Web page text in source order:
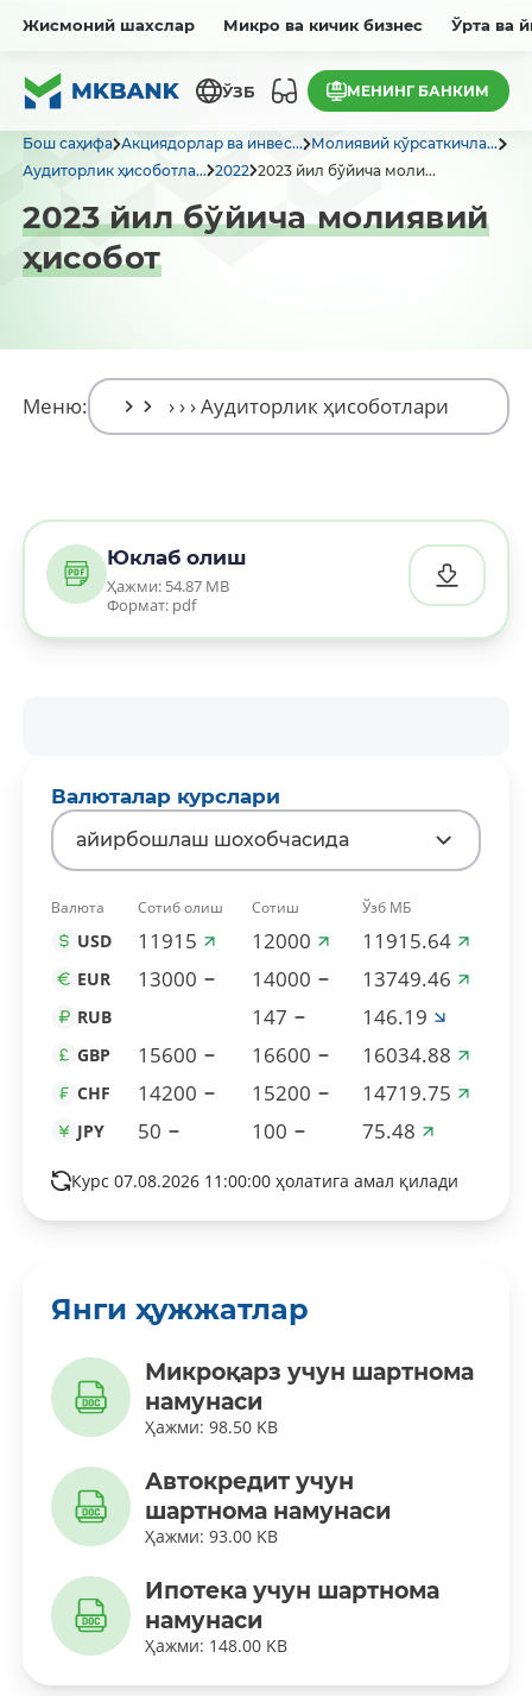
Жисмоний шахслар Микро ва кичик бизнес Ўрта ва
ЎЗБ МЕНИНГ БАНКИМ
Бош саҳифа Акциядорлар ва инвес... Молиявий кўрсаткичла...
Аудиторлик ҳисоботла... 2022 2023 йил бўйича моли...
2023 йил бўйича молиявий
ҳисобот
Меню:
Юклаб олиш
Ҳажми: 54.87 MB
Формат: pdf
Валюталар курслари
айирбошлаш шохобчасида
Валюта Сотиб олиш Сотиш Ўзб МБ
USD 11915 12000 11915.64
EUR 13000 14000 13749.46
RUB 147 146.19
GBP 15600 16600 16034.88
CHF 14200 15200 14719.75
JPY 50 100 75.48
Курс 07.08.2026 11:00:00 ҳолатига амал қилади
Янги ҳужжатлар
Микроқарз учун шартнома
намунаси
Ҳажми: 98.50 KB
Автокредит учун
шартнома намунаси
Ҳажми: 93.00 KB
Ипотека учун шартнома
намунаси
Ҳажми: 148.00 KB